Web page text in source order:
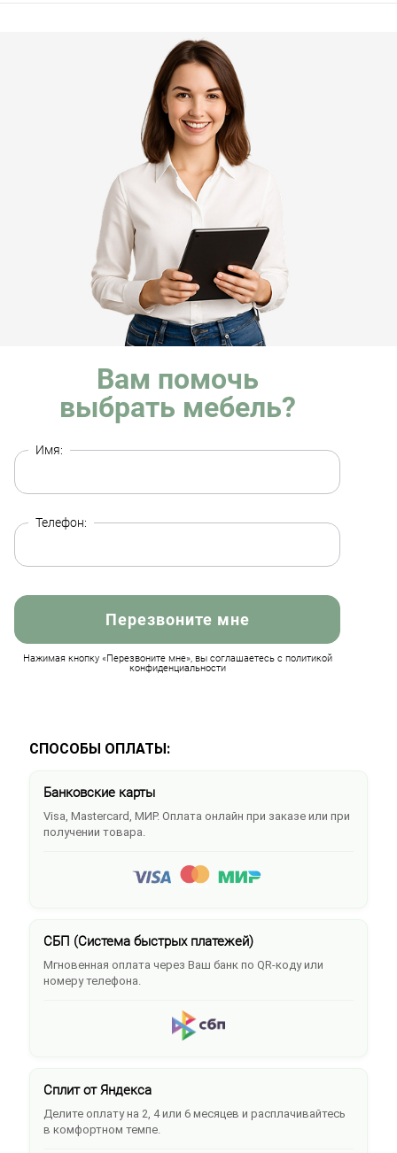
Вам помочь
выбрать мебель?
Имя:
Телефон:
Перезвоните мне
Нажимая кнопку «Перезвоните мне», вы соглашаетесь с политикой
конфиденциальности
СПОСОБЫ ОПЛАТЫ:
Банковские карты
Visa, Mastercard, МИР. Оплата онлайн при заказе или при
получении товара.
СБП (Система быстрых платежей)
Мгновенная оплата через Ваш банк по QR-коду или
номеру телефона.
Сплит от Яндекса
Делите оплату на 2, 4 или 6 месяцев и расплачивайтесь
в комфортном темпе.